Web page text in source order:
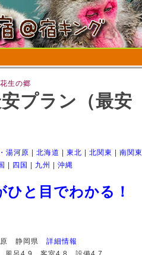
生の郷
プラン（最安
湯河原 北海道 東北 北関東 南関東
四国 九州 沖縄
ひと目でわかる！
原 静岡県 詳細情報